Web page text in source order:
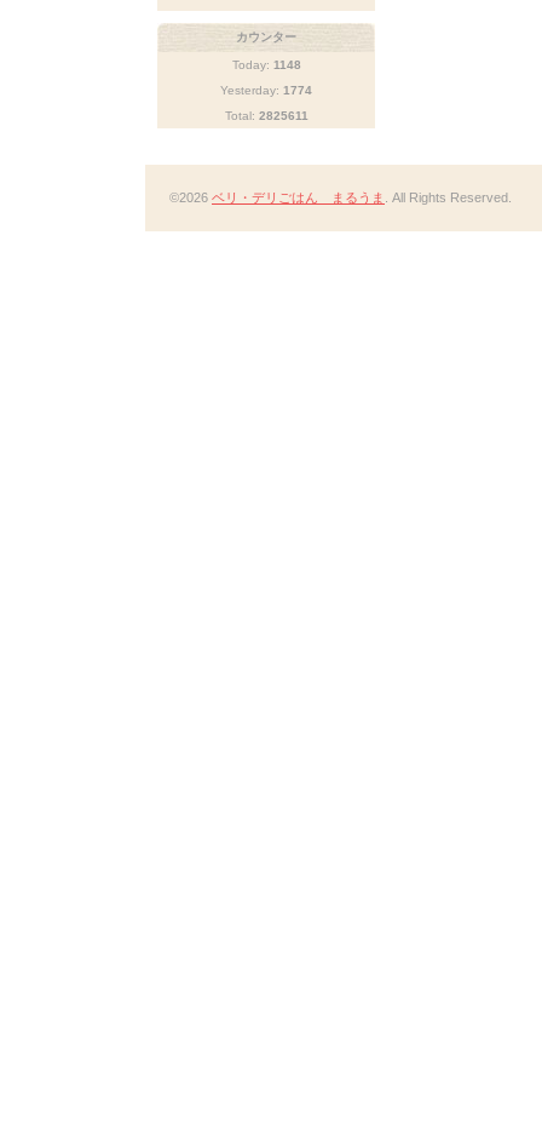
カウンター
Today: 1148
Yesterday: 1774
Total: 2825611
©2026 ベリ・デリごはん まるうま . All Rights Reserved.